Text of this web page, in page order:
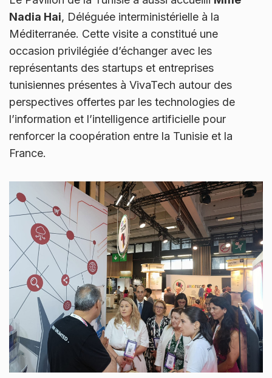
Nadia Hai, Déléguée interministérielle à la
Méditerranée. Cette visite a constitué une
occasion privilégiée d’échanger avec les
représentants des startups et entreprises
tunisiennes présentes à VivaTech autour des
perspectives offertes par les technologies de
l’information et l’intelligence artificielle pour
renforcer la coopération entre la Tunisie et la
France.